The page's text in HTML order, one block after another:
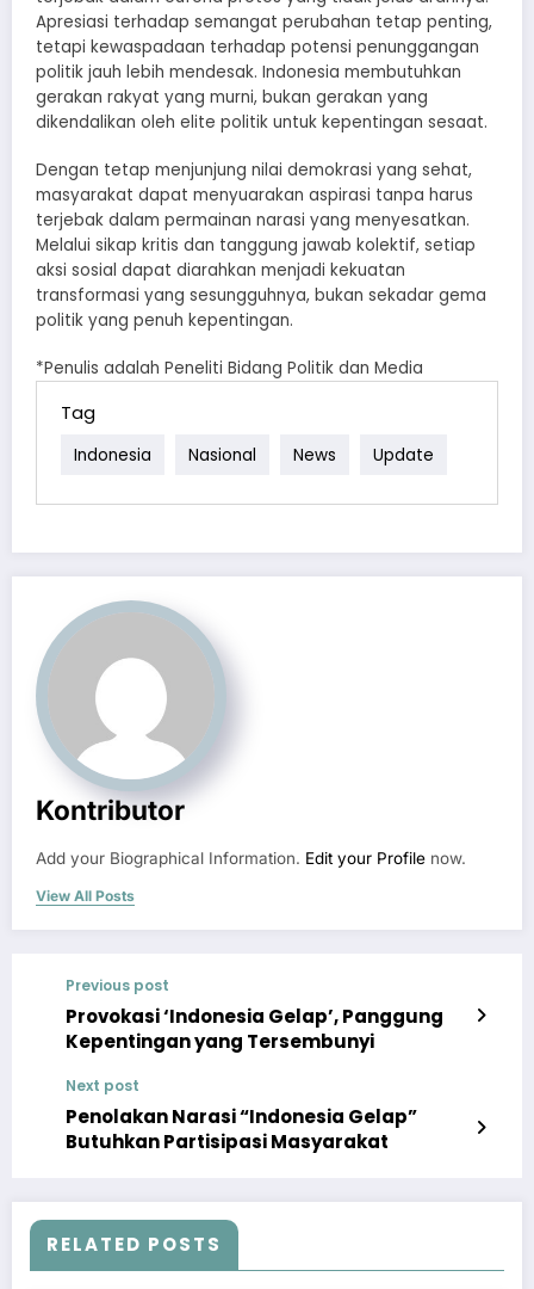
Apresiasi terhadap semangat perubahan tetap penting,
tetapi kewaspadaan terhadap potensi penunggangan
politik jauh lebih mendesak. Indonesia membutuhkan
gerakan rakyat yang murni, bukan gerakan yang
dikendalikan oleh elite politik untuk kepentingan sesaat.
Dengan tetap menjunjung nilai demokrasi yang sehat,
masyarakat dapat menyuarakan aspirasi tanpa harus
terjebak dalam permainan narasi yang menyesatkan.
Melalui sikap kritis dan tanggung jawab kolektif, setiap
aksi sosial dapat diarahkan menjadi kekuatan
transformasi yang sesungguhnya, bukan sekadar gema
politik yang penuh kepentingan.
*Penulis adalah Peneliti Bidang Politik dan Media
Tag
Indonesia Nasional News Update
Kontributor
Add your Biographical Information. Edit your Profile now.
View All Posts
Previous post
Provokasi ‘Indonesia Gelap’, Panggung
Kepentingan yang Tersembunyi
Next post
Penolakan Narasi “Indonesia Gelap”
Butuhkan Partisipasi Masyarakat
RELATED POSTS